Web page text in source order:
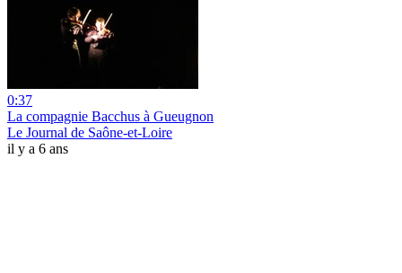
0:37
La compagnie Bacchus à Gueugnon
Le Journal de Saône-et-Loire
il y a 6 ans